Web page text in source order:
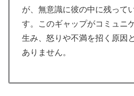
が、無意識に彼の中に残って
す。このギャップがコミュニ
生み、怒りや不満を招く原因
ありません。